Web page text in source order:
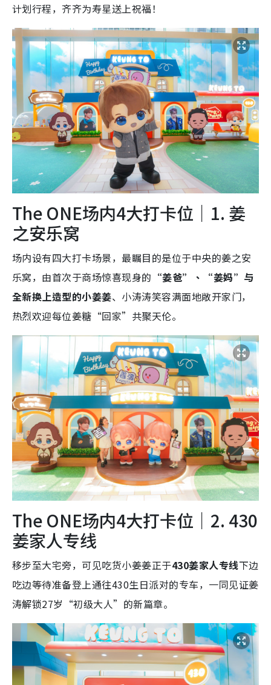
计划行程，齐齐为寿星送上祝福！
The ONE场内4大打卡位｜1. 姜
之安乐窝
场内设有四大打卡场景，最瞩目的是位于中央的姜之安
乐窝，由首次于商场惊喜现身的 “姜爸”、“姜妈”与
全新换上造型的小姜姜、小涛涛笑容满面地敞开家门，
热烈欢迎每位姜糖“回家”共聚天伦。
The ONE场内4大打卡位｜2. 430
姜家人专线
移步至大宅旁，可见吃货小姜姜正于430姜家人专线下边
吃边等待准备登上通往430生日派对的专车，一同见证姜
涛解锁27岁“初级大人”的新篇章。